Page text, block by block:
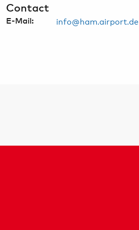
Contact
E-Mail: info@ham.airport.de